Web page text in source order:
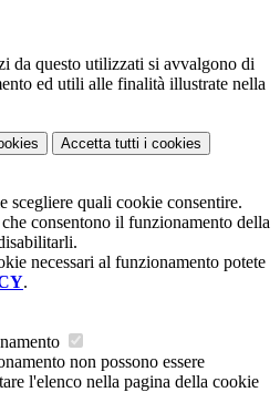
da questo utilizzati si avvalgono di
ed utili alle finalità illustrate nella
Accetta tutti i cookies
scegliere quali cookie consentire.
consentono il funzionamento della
necessari al funzionamento potete
.
non possono essere
l'elenco nella pagina della cookie